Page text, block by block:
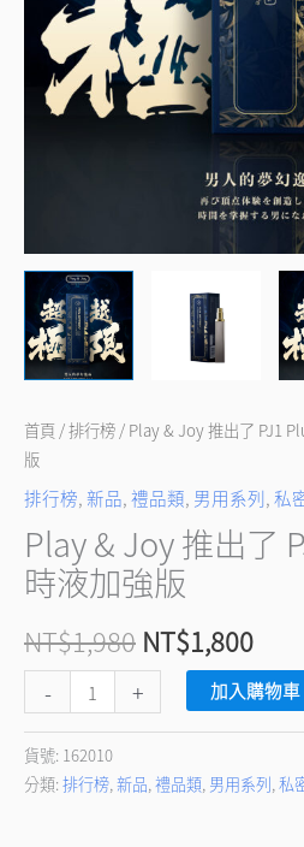
首頁 /排行榜 / Play & Joy 推出了 PJ1
版
排行榜, 新品, 禮品類, 男用系列, 私
Play & Joy 推出了
時液加強版
NT$1,980 NT$1,800
- + 加入購物車
貨號: 162010
分類: 排行榜 新品 禮品類 男用系列 私